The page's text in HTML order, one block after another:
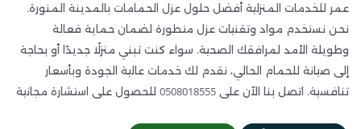
عمر للخدمات المنزلية أفضل حلول عزل الحمامات بالمدينة المنورة.
نحن نستخدم مواد وتقنيات عزل متطورة لضمان حماية فعالة
وطويلة الأمد لمرافقك الصحية. سواء كنت تبني منزلًا جديدًا أو بحاجة
إلى صيانة للحمام الحالي، نقدم لك خدمات عالية الجودة وبأسعار
تنافسية. اتصل بنا الآن على 0508018555 للحصول على استشارة مجانية